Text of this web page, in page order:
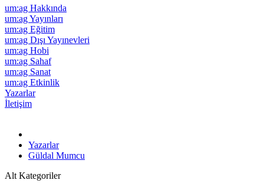
um:ag Hakkında
um:ag Yayınları
um:ag Eğitim
um:ag Dışı Yayınevleri
um:ag Hobi
um:ag Sahaf
um:ag Sanat
um:ag Etkinlik
Yazarlar
İletişim
Yazarlar
Güldal Mumcu
Alt Kategoriler